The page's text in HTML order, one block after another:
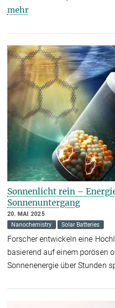
mehr
Sonnenlicht rein –
Sonnenuntergang
20. MAI 2025
Nanochemistry
Solar Batteries
Forscher entwickeln eine
basierend auf einem porösen
Sonnenenergie über Stunden